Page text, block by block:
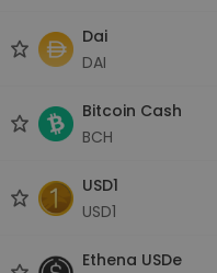
Dai
DAI
Bitcoin Cash
BCH
USD1
USD1
Ethena USDe